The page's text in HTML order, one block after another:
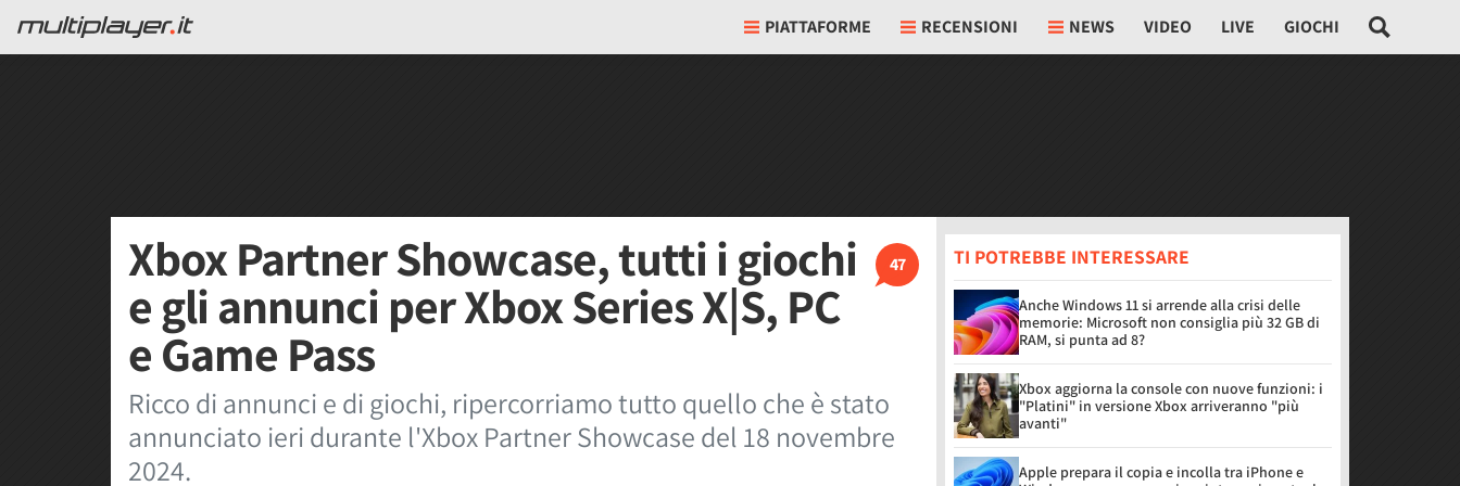
PIATTAFORME RECENSIONI NEWS VIDEO LIVE GIOCHI
47
Xbox Partner Showcase, tutti i giochi
e gli annunci per Xbox Series X|S, PC
e Game Pass
Ricco di annunci e di giochi, ripercorriamo tutto quello che è stato
annunciato ieri durante l'Xbox Partner Showcase del 18 novembre
2024.
TI POTREBBE INTERESSARE
Anche Windows 11 si arrende alla crisi delle
memorie: Microsoft non consiglia più 32 GB di
RAM, si punta ad 8?
Xbox aggiorna la console con nuove funzioni: i
"Platini" in versione Xbox arriveranno "più
avanti"
Apple prepara il copia e incolla tra iPhone e